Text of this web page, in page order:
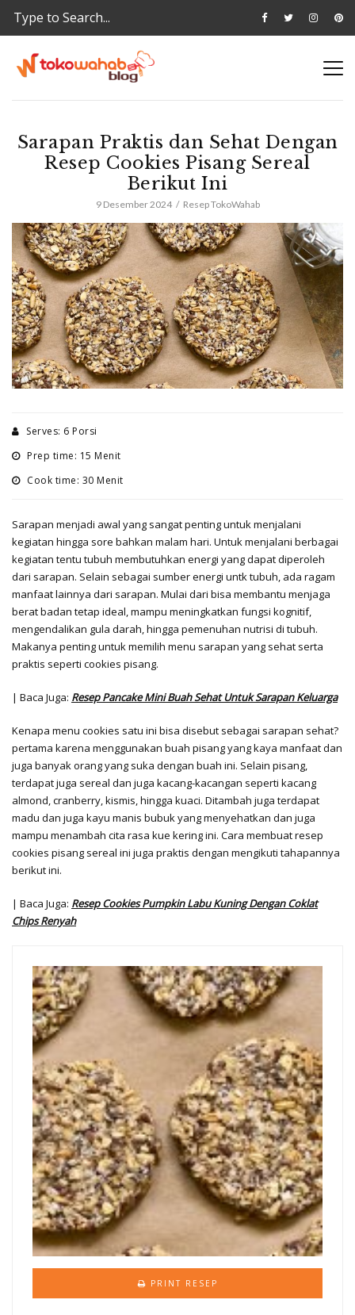
Sarapan Praktis dan Sehat Dengan
Resep Cookies Pisang Sereal
Berikut Ini
9 Desember 2024 Resep TokoWahab
Serves: 6 Porsi
Prep time: 15 Menit
Cook time: 30 Menit
Sarapan menjadi awal yang sangat penting untuk menjalani
kegiatan hingga sore bahkan malam hari. Untuk menjalani berbagai
kegiatan tentu tubuh membutuhkan energi yang dapat diperoleh
dari sarapan. Selain sebagai sumber energi untk tubuh, ada ragam
manfaat lainnya dari sarapan. Mulai dari bisa membantu menjaga
berat badan tetap ideal, mampu meningkatkan fungsi kognitif,
mengendalikan gula darah, hingga pemenuhan nutrisi di tubuh.
Makanya penting untuk memilih menu sarapan yang sehat serta
praktis seperti cookies pisang.
| Baca Juga: Resep Pancake Mini Buah Sehat Untuk Sarapan Keluarga
Kenapa menu cookies satu ini bisa disebut sebagai sarapan sehat?
pertama karena menggunakan buah pisang yang kaya manfaat dan
juga banyak orang yang suka dengan buah ini. Selain pisang,
terdapat juga sereal dan juga kacang-kacangan seperti kacang
almond, cranberry, kismis, hingga kuaci. Ditambah juga terdapat
madu dan juga kayu manis bubuk yang menyehatkan dan juga
mampu menambah cita rasa kue kering ini. Cara membuat resep
cookies pisang sereal ini juga praktis dengan mengikuti tahapannya
berikut ini.
| Baca Juga: Resep Cookies Pumpkin Labu Kuning Dengan Coklat
Chips Renyah
PRINT RESEP